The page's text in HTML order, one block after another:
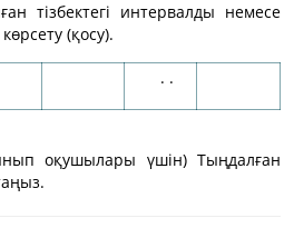
тізбектегі интервалды немесе
(қосу).
. .
оқушылары үшін) Тыңдалған